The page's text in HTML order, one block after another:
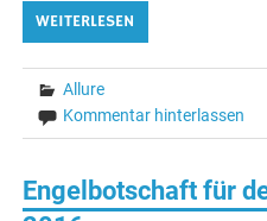
WEITERLESEN
Allure
Kommentar hinterlassen
Engelbotschaft für